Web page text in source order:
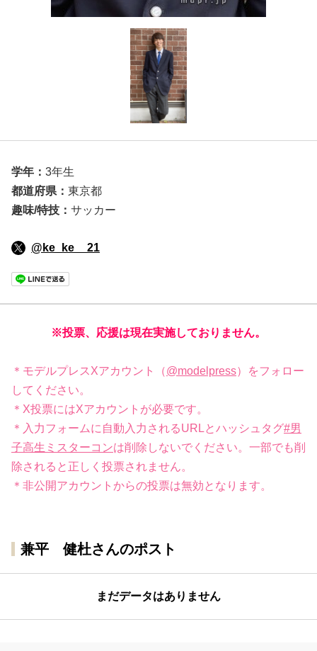
学年： 3年生
都道府県： 東京都
趣味/特技： サッカー
@ke_ke__21
※投票、応援は現在実施しておりません。
＊モデルプレスXアカウント（@modelpress）をフォロー
してください。
＊X投票にはXアカウントが必要です。
＊入力フォームに自動入力されるURLとハッシュタグ#男
子高生ミスターコンは削除しないでください。一部でも削
除されると正しく投票されません。
＊非公開アカウントからの投票は無効となります。
兼平 健杜さんのポスト
まだデータはありません